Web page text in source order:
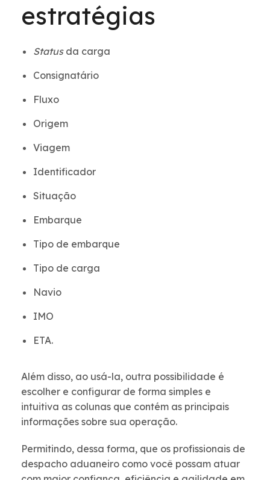
estratégias
Status da carga
Consignatário
Fluxo
Origem
Viagem
Identificador
Situação
Embarque
Tipo de embarque
Tipo de carga
Navio
IMO
ETA.
Além disso, ao usá-la, outra possibilidade é
escolher e configurar de forma simples e
intuitiva as colunas que contém as principais
informações sobre sua operação.
Permitindo, dessa forma, que os profissionais de
despacho aduaneiro como você possam atuar